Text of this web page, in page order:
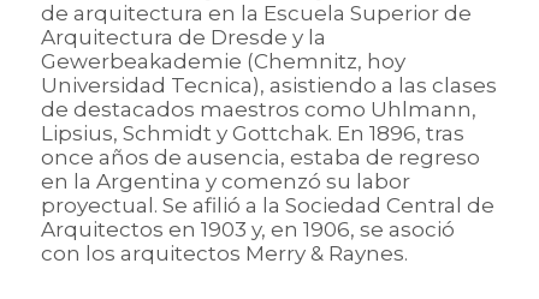
de arquitectura en la Escuela Superior de
Arquitectura de Dresde y la
Gewerbeakademie (Chemnitz, hoy
Universidad Tecnica), asistiendo a las clases
de destacados maestros como Uhlmann,
Lipsius, Schmidt y Gottchak. En 1896, tras
once años de ausencia, estaba de regreso
en la Argentina y comenzó su labor
proyectual. Se afilió a la Sociedad Central de
Arquitectos en 1903 y, en 1906, se asoció
con los arquitectos Merry & Raynes.